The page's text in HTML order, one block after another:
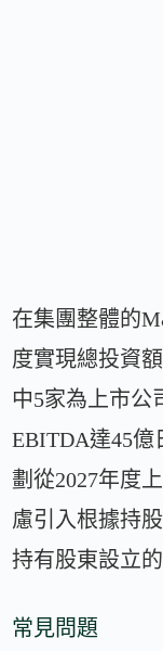
在集團整體的
度實現總投資
中5家為上市公
EBITDA達45億
劃從2027年度
慮引入根據持
持有股東設立
常見問題